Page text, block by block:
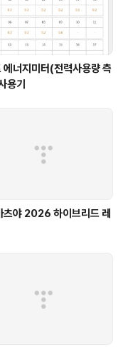
에너지미터(전력사용량 측
용기
츠야 2026 하이브리드 레